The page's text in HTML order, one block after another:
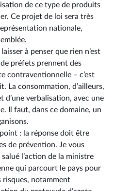
de ce type de produits
Ce projet de loi sera très
nationale,
à penser que rien n’est
préfets prennent des
contraventionnelle –⁠ c’est
La consommation, d’ailleurs,
d’une verbalisation, avec une
Il faut, dans ce domaine, un
: la réponse doit être
de prévention. Je vous
l’action de la ministre
qui parcourt le pays pour
risques, notamment